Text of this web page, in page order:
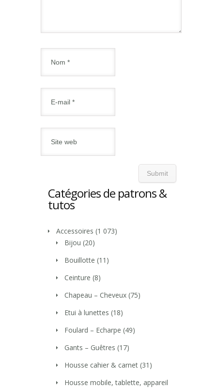
Catégories de patrons &
tutos
Accessoires (1 073)
Bijou (20)
Bouillotte (11)
Ceinture (8)
Chapeau – Cheveux (75)
Etui à lunettes (18)
Foulard – Echarpe (49)
Gants – Guêtres (17)
Housse cahier & carnet (31)
Housse mobile, tablette, appareil